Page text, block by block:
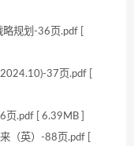
规划-36页.pdf [
37页.pdf [
.pdf [ 6.39MB ]
（英）-88页.pdf [